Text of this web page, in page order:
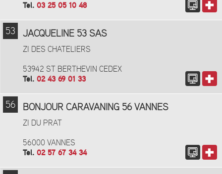
Tel. 03 25 05 10 48
53 JACQUELINE 53 SAS
ZI DES CHATELIERS
53942 ST BERTHEVIN CEDEX
Tel. 02 43 69 01 33
56 BONJOUR CARAVANING 56 VANNES
ZI DU PRAT
56000 VANNES
Tel. 02 57 67 34 34